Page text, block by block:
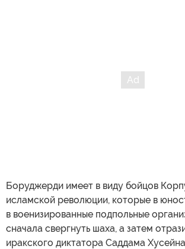
Боруджерди имеет в виду бойцов
исламской революции, которые в
в военизированные подпольные
сначала свергнуть шаха, а затем
иракского диктатора Саддама